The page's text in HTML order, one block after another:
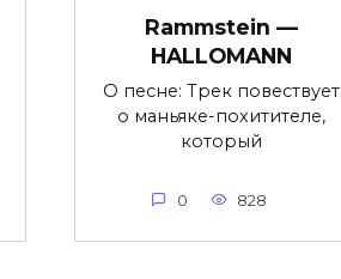
Rammstein —
HALLOMANN
О песне: Трек повествует
о маньяке-похитителе,
который
0 828